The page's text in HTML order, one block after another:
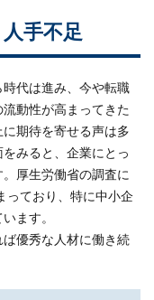
手不足
代は進み、今や転職
動性が高まってきた
期待を寄せる声は多
みると、企業にとっ
厚生労働省の調査に
っており、特に中小企
ます。
優秀な人材に働き続